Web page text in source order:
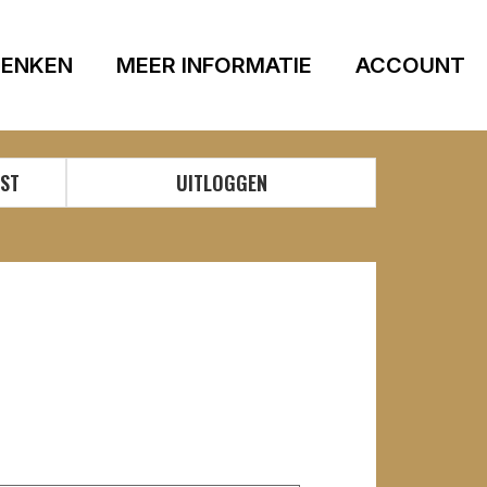
MEER INFORMATIE ACCOUNT
UITLOGGEN